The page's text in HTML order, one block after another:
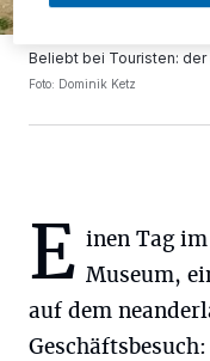
Beliebt bei Touristen:
Foto: Dominik Ketz
E inen Tag
Museum,
auf dem